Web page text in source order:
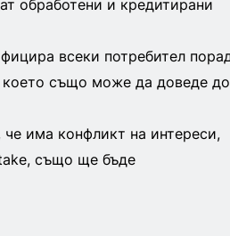
обработени и кредитирани
всеки потребител
което също може да доведе до
че има конфликт на интереси,
също ще бъде